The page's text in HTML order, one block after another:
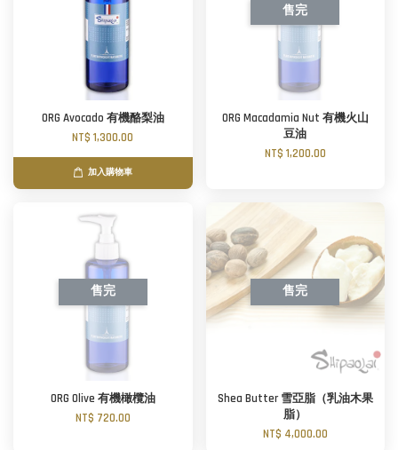
ORG Avocado 有機酪梨油
NT$ 1,300.00
加入購物車
售完
ORG Macadamia Nut 有機火山
豆油
NT$ 1,200.00
售完
ORG Olive 有機橄欖油
NT$ 720.00
售完
Shea Butter 雪亞脂（乳油木果
脂）
NT$ 4,000.00